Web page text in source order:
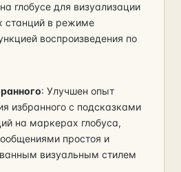
глобусе для визуализации
станций в режиме
воспроизведения по
: Улучшен опыт
избранного с подсказками
на маркерах глобуса,
простоя и
визуальным стилем